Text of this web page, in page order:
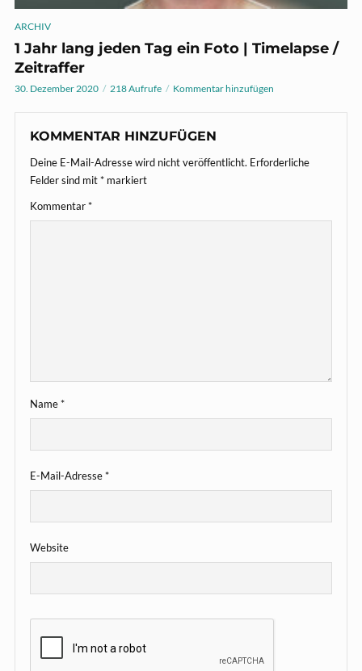
ARCHIV
1 Jahr lang jeden Tag ein Foto | Timelapse /
Zeitraffer
30. Dezember 2020 218 Aufrufe Kommentar hinzufügen
KOMMENTAR HINZUFÜGEN
Deine E-Mail-Adresse wird nicht veröffentlicht. Erforderliche
Felder sind mit* markiert
Kommentar*
Name*
E-Mail-Adresse*
Website